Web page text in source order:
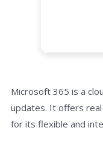
Microsoft 365 is a
updates. It offers
for its flexible and